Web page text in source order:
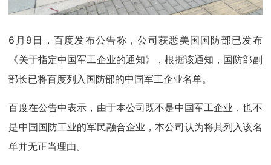
6月9日，百度发布公告称，公司获悉美国国防部已发布
《关于指定中国军工企业的通知》，根据该通知，国防部副
部长已将百度列入国防部的中国军工企业名单。
百度在公告中表示，由于本公司既不是中国军工企业，也不
是中国国防工业的军民融合企业，本公司认为将其列入该名
单并无正当理由。